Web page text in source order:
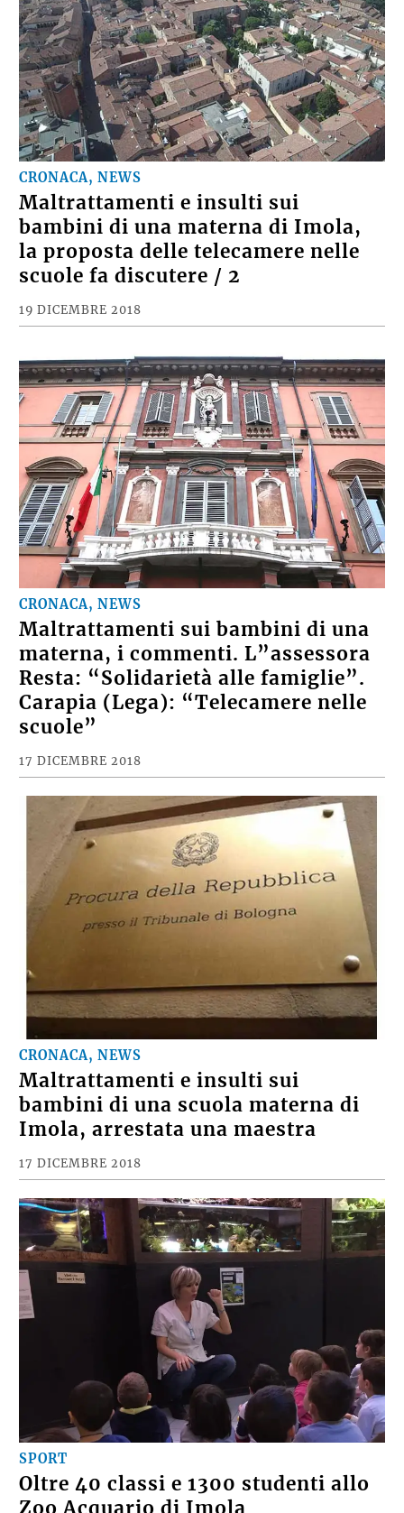
CRONACA, NEWS
Maltrattamenti e insulti sui
bambini di una materna di Imola,
la proposta delle telecamere nelle
scuole fa discutere / 2
19 DICEMBRE 2018
CRONACA, NEWS
Maltrattamenti sui bambini di una
materna, i commenti. L”assessora
Resta: “Solidarietà alle famiglie”.
Carapia (Lega): “Telecamere nelle
scuole”
17 DICEMBRE 2018
CRONACA, NEWS
Maltrattamenti e insulti sui
bambini di una scuola materna di
Imola, arrestata una maestra
17 DICEMBRE 2018
SPORT
Oltre 40 classi e 1300 studenti allo
Zoo Acquario di Imola